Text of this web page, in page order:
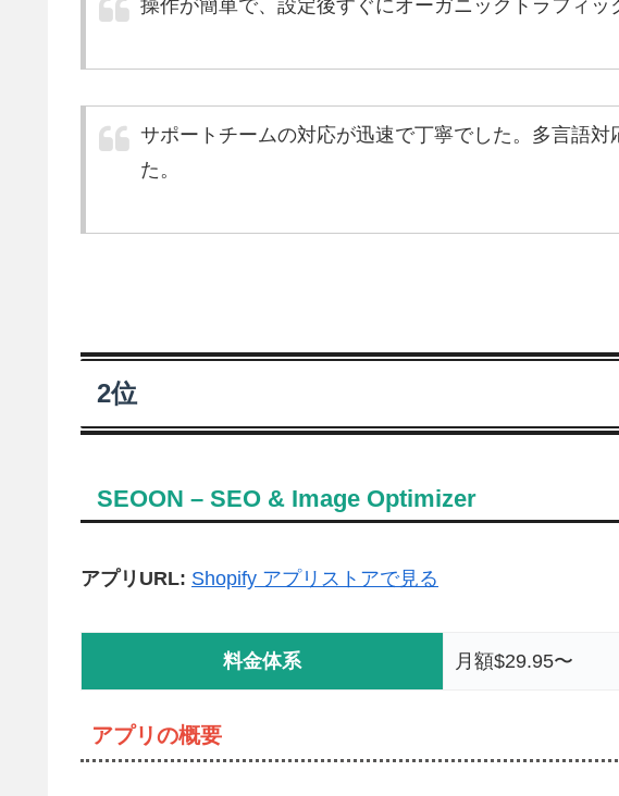
操作が簡単で、設定後すぐにオーガニックトラフィッ
サポートチームの対応が迅速で丁寧でした。多言語
た。
2位
SEOON – SEO & Image Optimizer
アプリURL: Shopify アプリストアで見る
料金体系 月額$29.95〜
アプリの概要